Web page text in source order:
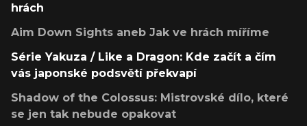
hrách
Aim Down Sights aneb Jak ve hrách míříme
Série Yakuza / Like a Dragon: Kde začít a čím
vás japonské podsvětí překvapí
Shadow of the Colossus: Mistrovské dílo, které
se jen tak nebude opakovat